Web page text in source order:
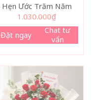
Hẹn Ước Trăm Năm
1.030.000₫
Đặt ngay
Chat tư
vấn